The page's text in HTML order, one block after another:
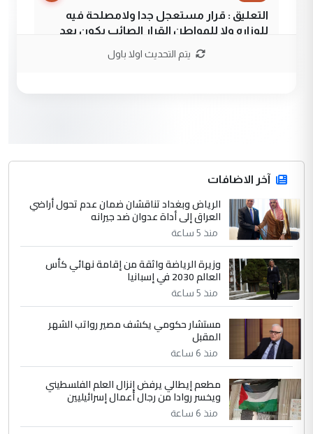
التعليق : قرار مستعجل جدا ولامصلحة فيه
للوزاره ولا للمواطن القرار الصائب يكون بعد
جنسية الرافد الثالث للعراق ومن اصول عريقة
ابا فرات ...
الموضوع :
الجواهري يرد على صدام حسين سل
مضجعيك يابن الزنا (نص كامل)
سردار
التعليق : واحد من عصابة علي ماما يسقط
جنسية الرافد الثالث للعراق ومن اصول عريقة
ابا فرات ...
الموضوع :
الجواهري يرد على صدام حسين سل
مضجعيك يابن الزنا (نص كامل)
5 حيدر عاشور
التعليق : تحياتي لك استاذ حامدتركان. كلام
دقيق ومسؤول؛ فالاستثمار الحقيقي للإنسان
يتم التحديث اولا باول
آخر الاضافات
الرياض وبغداد تناقشان ضمان عدم تحول أراضي
العراق إلى أداة عدوان ضد جيرانه
منذ 5 ساعة
وزيرة الرياضة واثقة من إقامة نهائي كأس
العالم 2030 في إسبانيا
منذ 5 ساعة
مستشار حكومي يكشف مصير رواتب الشهر
المقبل
منذ 6 ساعة
مطعم إيطالي يرفض إنزال العلم الفلسطيني
ويخسر روادا من رجال أعمال إسرائيليين
منذ 6 ساعة